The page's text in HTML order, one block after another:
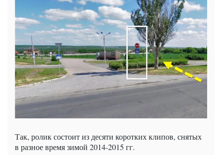
Так, ролик состоит из десяти коротких клипов, снятых
в разное время зимой 2014-2015 гг.